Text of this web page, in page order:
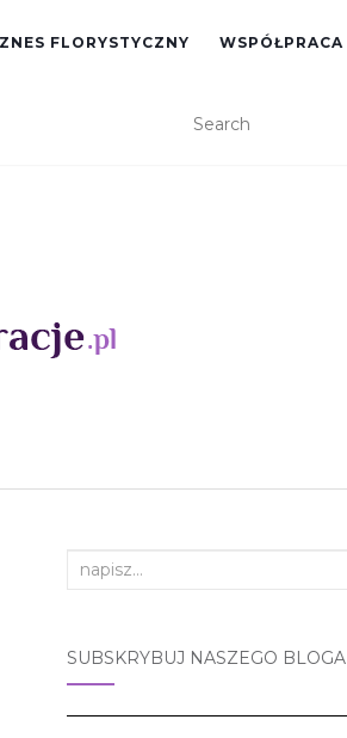
FLORYSTYCZNY WSPÓŁPRACA
Search
SUBSKRYBUJ NASZEGO BLOGA